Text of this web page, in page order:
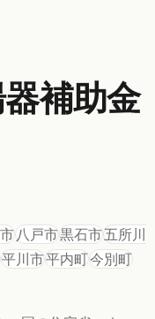
補助金
八戸市黒石市五所川
平川市平内町今別町